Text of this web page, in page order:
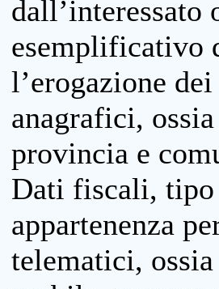
esemplificativo
l’erogazione
anagrafici,
provincia e
Dati fiscali, tipo
appartenenza
telematici,